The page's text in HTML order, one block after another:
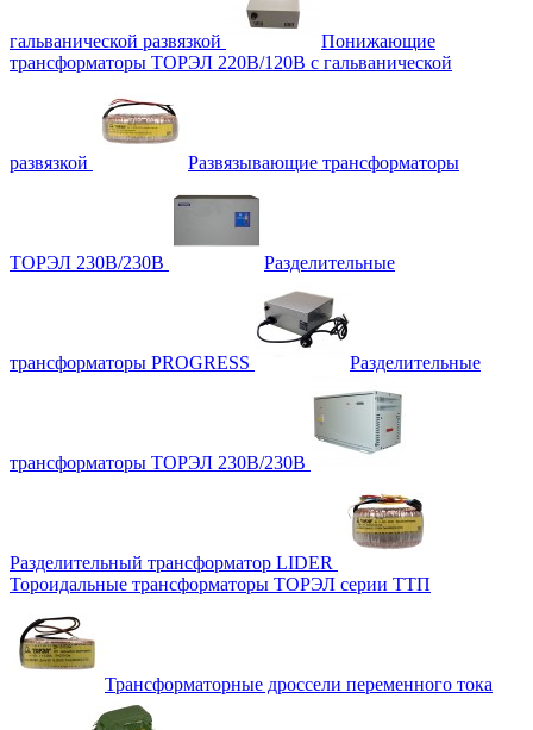
гальванической развязкой
Понижающие
трансформаторы ТОРЭЛ 220В/120В с гальванической
развязкой Развязывающие трансформаторы
ТОРЭЛ 230В/230В Разделительные
трансформаторы PROGRESS Разделительные
трансформаторы ТОРЭЛ 230В/230В
Разделительный трансформатор LIDER
Тороидальные трансформаторы ТОРЭЛ серии ТТП
Трансформаторные дроссели переменного тока